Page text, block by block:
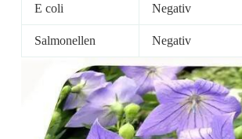
E coli Negativ
Salmonellen Negativ